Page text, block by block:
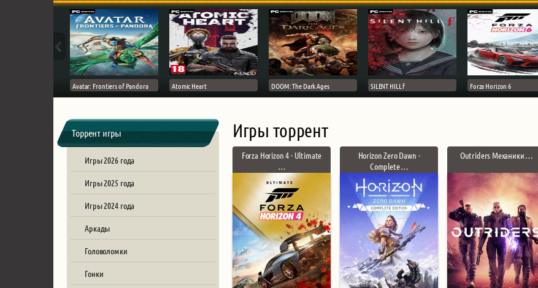
Avatar: Frontiers of Pandora Atomic Heart DOOM: The Dark Ages SILENT HILL f Forza Horizon 6
Торрент игры
Игры 2026 года
Игры 2025 года
Игры 2024 года
Аркады
Головоломки
Гонки
Игры торрент
Forza Horizon 4 - Ultimate
…
Horizon Zero Dawn -
Complete …
Outriders Механики …